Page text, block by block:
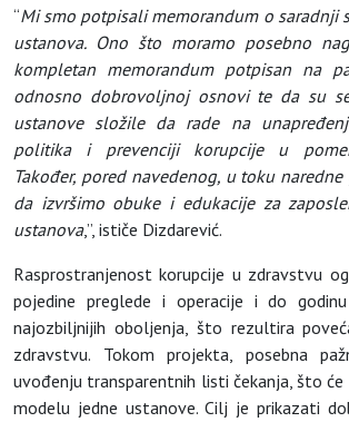
“Mi smo potpisali memorandum o saradnji
ustanova. Ono što moramo posebno
kompletan memorandum potpisan na
odnosno dobrovoljnoj osnovi te da su
ustanove složile da rade na
politika i prevenciji korupcije u
Također, pored navedenog, u toku
da izvršimo obuke i edukacije za
ustanova,”, ističe Dizdarević.
Rasprostranjenost korupcije u zdravstvu
pojedine preglede i operacije i do
najozbiljnijih oboljenja, što rezultira
zdravstvu. Tokom projekta, posebna
uvođenju transparentnih listi čekanja, što
modelu jedne ustanove. Cilj je prikazati